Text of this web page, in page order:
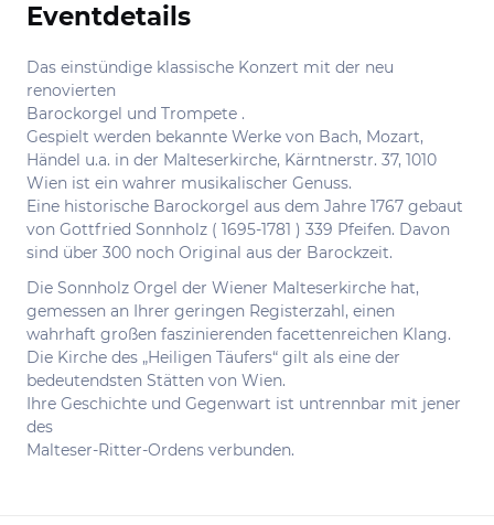
Informationen
Eventdetails
Das einstündige klassische Konzert mit der neu
renovierten
Barockorgel und Trompete .
Gespielt werden bekannte Werke von Bach, Mozart,
Händel u.a. in der Malteserkirche, Kärntnerstr. 37, 1010
Wien ist ein wahrer musikalischer Genuss.
Eine historische Barockorgel aus dem Jahre 1767 gebaut
von Gottfried Sonnholz ( 1695-1781 ) 339 Pfeifen. Davon
sind über 300 noch Original aus der Barockzeit.
Die Sonnholz Orgel der Wiener Malteserkirche hat,
gemessen an Ihrer geringen Registerzahl, einen
wahrhaft großen faszinierenden facettenreichen Klang.
Die Kirche des „Heiligen Täufers“ gilt als eine der
bedeutendsten Stätten von Wien.
Ihre Geschichte und Gegenwart ist untrennbar mit jener
des
Malteser-Ritter-Ordens verbunden.